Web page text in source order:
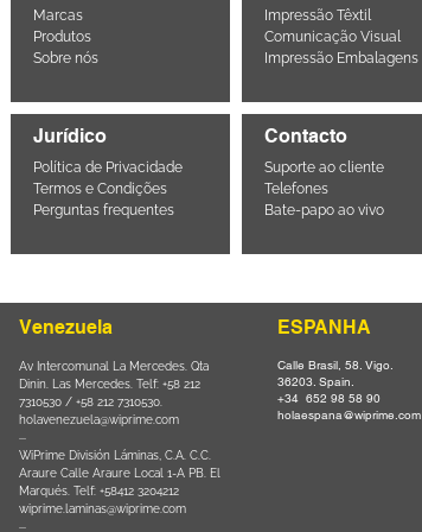
Marcas
Produtos
Sobre nós
Jurídico
Política de Privacidade
Termos e Condições
Perguntas frequentes
Impressão Têxtil
Comunicação Visual
Impressão Embalagens
Contacto
Suporte ao cliente
Telefones
Bate-papo ao vivo
Venezuela
Av Intercomunal La Mercedes. Qta
Dinin. Las Mercedes. Telf: +58 212
7310530 / +58 212 7310530.
holavenezuela@wiprime.com
⏤
WiPrime División Láminas, C.A. C.C.
Araure Calle Araure Local 1-A PB. El
Marqués. Telf: +58412 3204212
wiprime.laminas@wiprime.com
⏤
ESPANHA
Calle Brasil, 58. Vigo.
36203. Spain.
+34 652 98 58 90
holaespana@wiprime.com